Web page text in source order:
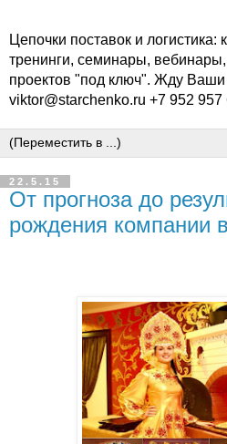
Цепочки поставок и логистика:
тренинги, семинары, вебинары,
проектов "под ключ". Жду
viktor@starchenko.ru +7 952 957
22.5.15
От прогноза до
рождения компании